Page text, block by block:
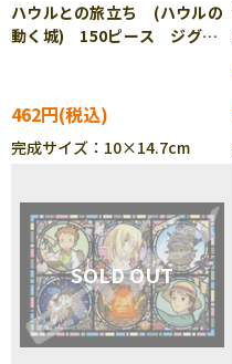
ハウルとの旅立ち (ハウルの
動く城) 150ピース ジグソ
462円
完成サイズ：10×14.7cm